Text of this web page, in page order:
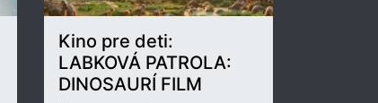
Kino pre deti:
LABKOVÁ PATROLA:
DINOSAURÍ FILM